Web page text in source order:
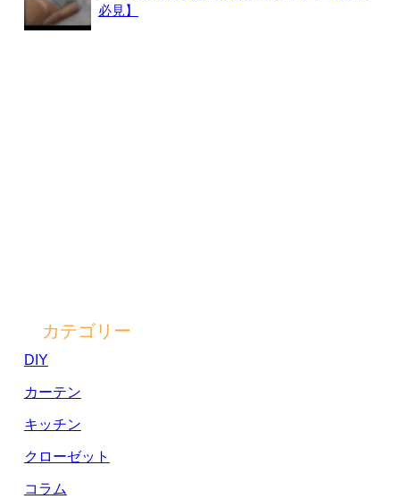
必見】
カテゴリー
DIY
カーテン
キッチン
クローゼット
コラム